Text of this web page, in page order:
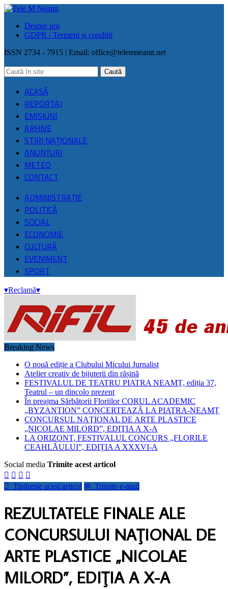
Despre noi
GDPR / Termeni și condiții
ISSN 2734 - 7915 | Email: office@telemneamt.net
ACASĂ
REPORTAJ
EMISIUNI
ARHIVE
ŞTIRI NAŢIONALE
ANUNȚURI
METEO
CONTACT
ADMINISTRAȚIE
POLITICĂ
SOCIAL
ECONOMIE
CULTURĂ
EVENIMENT
SPORT
▾Reclamă▾
Breaking News
O nouă ediție a Clubului Micului Jurnalist
Atelier creativ de bijuterii din rășină
FESTIVALUL DE TEATRU PIATRA NEAMȚ, ediția 37,
Teatrul – un dincolo prezent
În preajma Sărbătorii Floriilor CORUL ACADEMIC
„BYZANTION” CONCERTEAZĂ LA PIATRA-NEAMȚ
CONCURSUL NAŢIONAL DE ARTE PLASTICE
„NICOLAE MILORD”, EDIŢIA A X-A
LA ORIZONT, FESTIVALUL CONCURS „FLORILE
CEAHLĂULUI”, EDIȚIA A XXXVI-A
Social media Trimite acest articol
   

Tipăreşte acest articol ✉ Trimite e-mail
REZULTATELE FINALE ALE
CONCURSULUI NAŢIONAL DE
ARTE PLASTICE „NICOLAE
MILORD”, EDIŢIA A X-A